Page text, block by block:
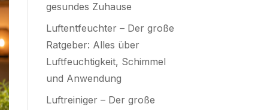
gesundes Zuhause
Luftentfeuchter – Der große
Ratgeber: Alles über
Luftfeuchtigkeit, Schimmel
und Anwendung
Luftreiniger – Der große